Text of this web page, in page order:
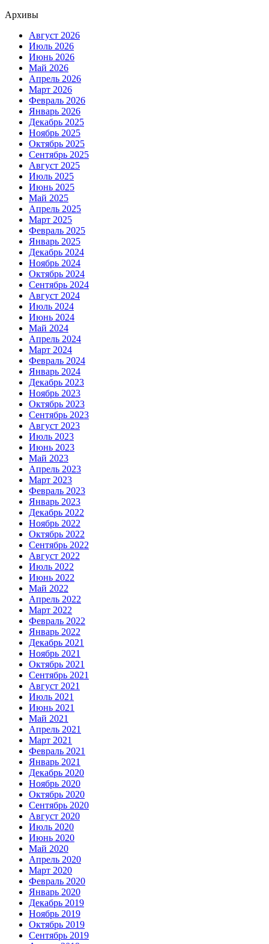
Архивы
Август 2026
Июль 2026
Июнь 2026
Май 2026
Апрель 2026
Март 2026
Февраль 2026
Январь 2026
Декабрь 2025
Ноябрь 2025
Октябрь 2025
Сентябрь 2025
Август 2025
Июль 2025
Июнь 2025
Май 2025
Апрель 2025
Март 2025
Февраль 2025
Январь 2025
Декабрь 2024
Ноябрь 2024
Октябрь 2024
Сентябрь 2024
Август 2024
Июль 2024
Июнь 2024
Май 2024
Апрель 2024
Март 2024
Февраль 2024
Январь 2024
Декабрь 2023
Ноябрь 2023
Октябрь 2023
Сентябрь 2023
Август 2023
Июль 2023
Июнь 2023
Май 2023
Апрель 2023
Март 2023
Февраль 2023
Январь 2023
Декабрь 2022
Ноябрь 2022
Октябрь 2022
Сентябрь 2022
Август 2022
Июль 2022
Июнь 2022
Май 2022
Апрель 2022
Март 2022
Февраль 2022
Январь 2022
Декабрь 2021
Ноябрь 2021
Октябрь 2021
Сентябрь 2021
Август 2021
Июль 2021
Июнь 2021
Май 2021
Апрель 2021
Март 2021
Февраль 2021
Январь 2021
Декабрь 2020
Ноябрь 2020
Октябрь 2020
Сентябрь 2020
Август 2020
Июль 2020
Июнь 2020
Май 2020
Апрель 2020
Март 2020
Февраль 2020
Январь 2020
Декабрь 2019
Ноябрь 2019
Октябрь 2019
Сентябрь 2019